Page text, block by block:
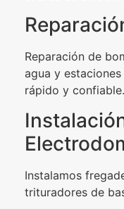
Reparación de
agua y
rápido y confiable.
Instalamos
trituradores de